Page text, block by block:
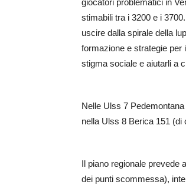
giocatori problematici in
stimabili tra i 3200 e i
uscire dalla spirale della
formazione e strategie per
stigma sociale e aiutarli a
Nelle Ulss 7
nella Ulss 8 Berica 151
Il piano regionale prevede
dei punti scommessa),